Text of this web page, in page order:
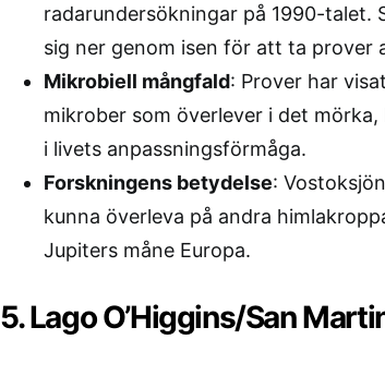
radarundersökningar på 1990-talet.
sig ner genom isen för att ta prover
Mikrobiell mångfald: Prover har
mikrober som överlever i det
i livets anpassningsförmåga.
Forskningens betydelse:
kunna överleva på andra
Jupiters måne Europa.
5. Lago O’Higgins/San